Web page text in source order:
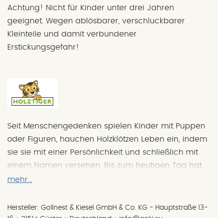
Achtung! Nicht für Kinder unter drei Jahren
geeignet. Wegen ablösbarer, verschluckbarer
Kleinteile und damit verbundener
Erstickungsgefahr!
Seit Menschengedenken spielen Kinder mit Puppen
oder Figuren, hauchen Holzklötzen Leben ein, indem
sie sie mit einer Persönlichkeit und schließlich mit
einem Namen versehen. Bis zum heutigen Tag hat
dieses Spielzeug aus einem der natürlichsten
Faszination für Groß und Klein verloren.
mehr...
Hersteller: Gollnest & Kiesel GmbH & Co. KG - Hauptstraße 13-